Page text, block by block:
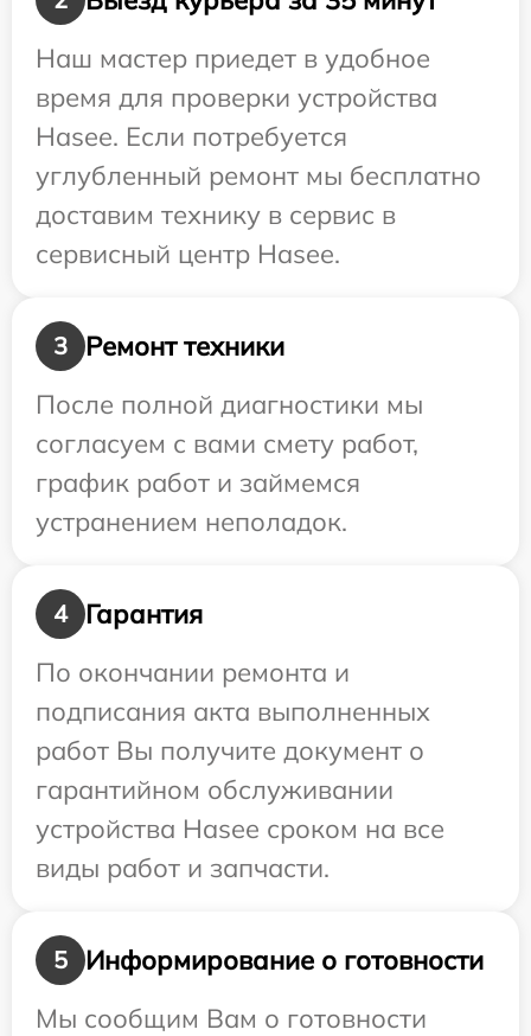
Наш мастер приедет в удобное
время для проверки устройства
Hasee. Если потребуется
углубленный ремонт мы бесплатно
доставим технику в сервис в
сервисный центр Hasee.
3
Ремонт техники
После полной диагностики мы
согласуем с вами смету работ,
график работ и займемся
устранением неполадок.
4
Гарантия
По окончании ремонта и
подписания акта выполненных
работ Вы получите документ о
гарантийном обслуживании
устройства Hasee сроком на все
виды работ и запчасти.
5
Информирование о готовности
Мы сообщим Вам о готовности